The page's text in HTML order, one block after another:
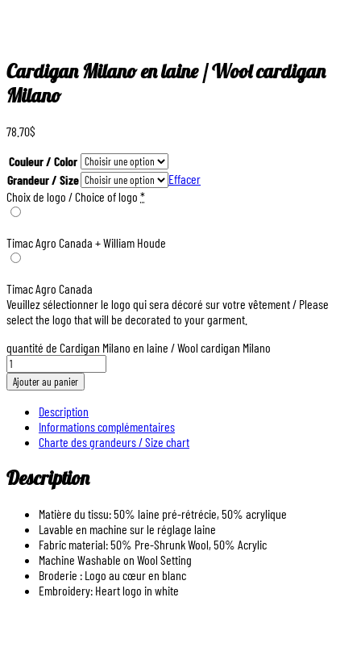
Cardigan Milano en laine / Wool cardigan
Milano
78.70$
Couleur / Color
Grandeur / Size
Effacer
Choix de logo / Choice of logo *
Timac Agro Canada + William Houde
Timac Agro Canada
Veuillez sélectionner le logo qui sera décoré sur votre vêtement / Please
select the logo that will be decorated to your garment.
quantité de Cardigan Milano en laine / Wool cardigan Milano
Ajouter au panier
Description
Informations complémentaires
Charte des grandeurs / Size chart
Description
Matière du tissu: 50% laine pré-rétrécie, 50% acrylique
Lavable en machine sur le réglage laine
Fabric material: 50% Pre-Shrunk Wool, 50% Acrylic
Machine Washable on Wool Setting
Broderie : Logo au cœur en blanc
Embroidery: Heart logo in white